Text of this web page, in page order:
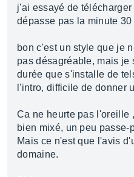
j'ai essayé de
dépasse pas la minute 30
bon c'est un style que je
pas désagréable, mais je
durée que s'installe de
l'intro, difficile de donner
Ca ne heurte pas l'oreille
bien mixé, un peu passe-
Mais ce n'est que l'avis
domaine.